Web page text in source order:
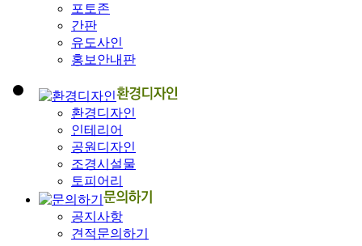
포토존
간판
유도사인
홍보안내판
환경디자인
인테리어
공원디자인
조경시설물
토피어리
공지사항
견적문의하기